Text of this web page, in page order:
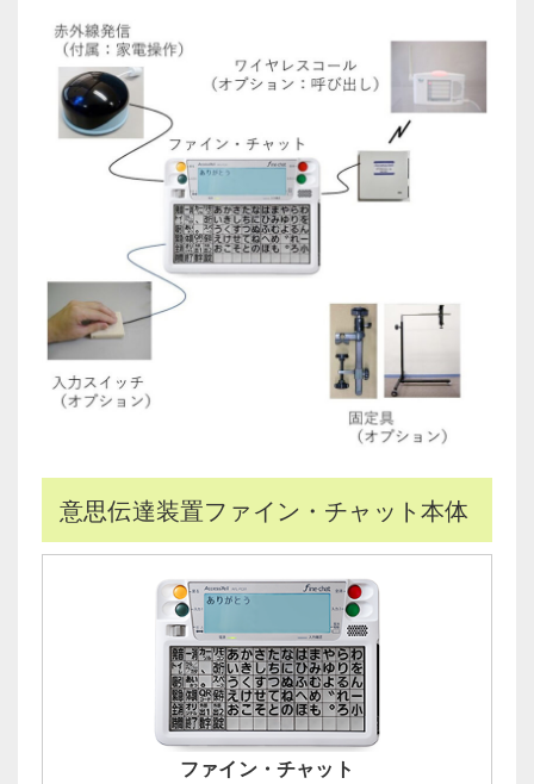
意思伝達装置ファイン・チャット本体
ファイン・チャット